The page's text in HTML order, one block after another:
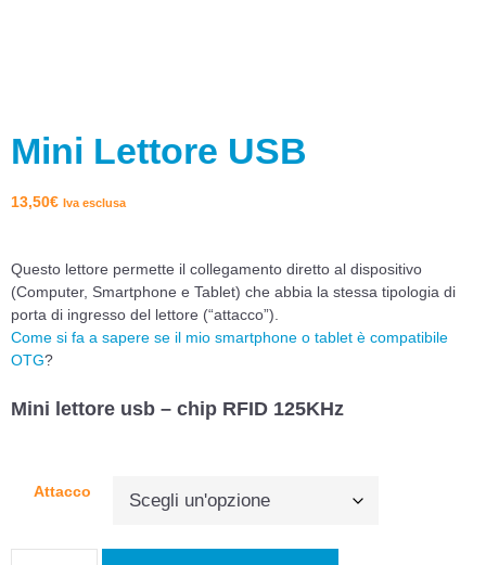
Mini Lettore USB
13,50€ Iva esclusa
Questo lettore permette il collegamento diretto al dispositivo
(Computer, Smartphone e Tablet) che abbia la stessa tipologia di
porta di ingresso del lettore (“attacco”).
Come si fa a sapere se il mio smartphone o tablet è compatibile
OTG?
Mini lettore usb – chip RFID 125KHz
Attacco